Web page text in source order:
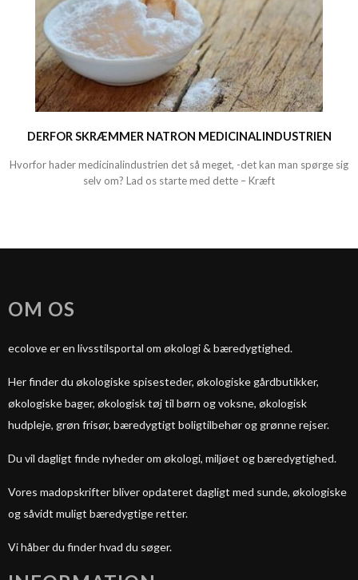
DERFOR SKRÆMMER NATRON MEDICINALINDUSTRIEN
Hvorfor hader medicinalindustrien det så meget, -det kan man spørge sig
selv om? Lad os starte med dette – Kræft
OM OS
ecolove er en livsstilsportal om økologi & bæredygtighed.
Her finder du økologiske spisesteder, økologiske gårdbutikker,
økologiske bager, økologisk tøj til børn og voksne, økologisk
hudpleje, grøn frisør, bæredygtigt boligtilbehør og grønne rejser.
Du vil dagligt finde nyheder om økologi, miljøet og bæredygtighed.
Vores madopskrifter bliver opdateret dagligt med sunde, økologiske
og såvidt muligt bæredygtige retter.
Vi håber du finder hvad du søger.